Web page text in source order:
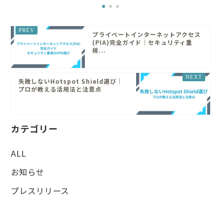
プライベートインターネットアクセス
(PIA)完全ガイド｜セキュリティ重
視...
失敗しないHotspot Shield選び｜
プロが教える活用法と注意点
カテゴリー
ALL
お知らせ
プレスリリース